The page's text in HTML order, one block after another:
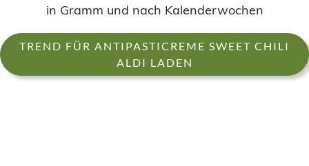
in Gramm und nach Kalenderwochen
TREND FÜR ANTIPASTICREME SWEET CHILI
ALDI LADEN